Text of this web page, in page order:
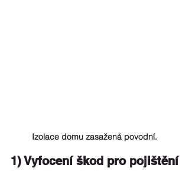
Izolace domu zasažená povodní.
1) Vyfocení škod pro pojištění